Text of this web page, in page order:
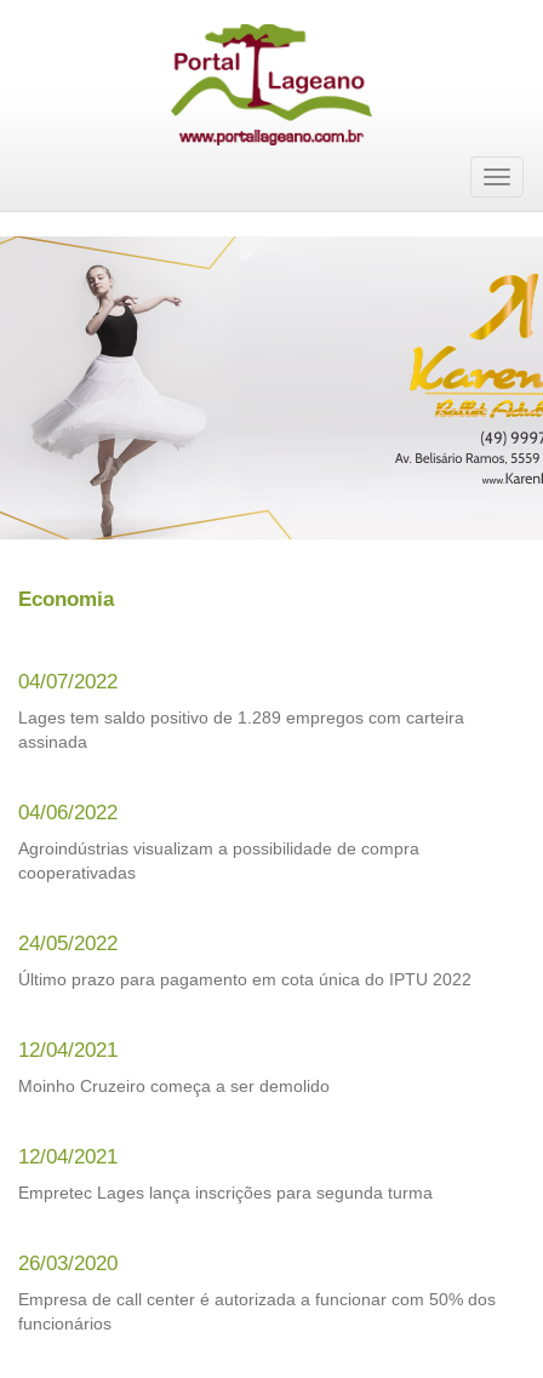
Economia
04/07/2022
Lages tem saldo positivo de 1.289 empregos com carteira
assinada
04/06/2022
Agroindústrias visualizam a possibilidade de compra
cooperativadas
24/05/2022
Último prazo para pagamento em cota única do IPTU 2022
12/04/2021
Moinho Cruzeiro começa a ser demolido
12/04/2021
Empretec Lages lança inscrições para segunda turma
26/03/2020
Empresa de call center é autorizada a funcionar com 50% dos
funcionários